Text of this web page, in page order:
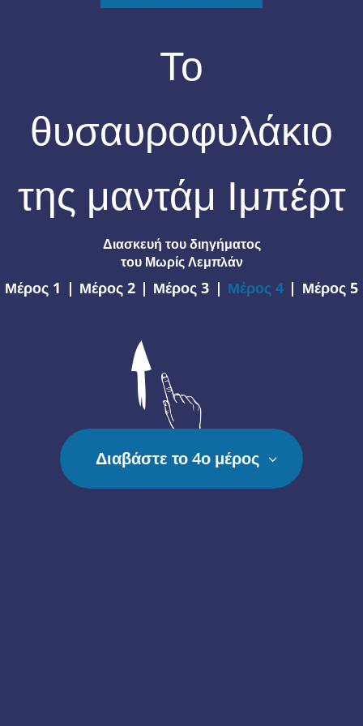
Το
θυσαυροφυλάκιο
της μαντάμ Ιμπέρτ
Διασκευή του διηγήματος
του Μωρίς Λεμπλάν
Μέρος 1 | Μέρος 2 | Μέρος 3 | Μέρος 4 | Μέρος 5
Διαβάστε το 4ο μέρος